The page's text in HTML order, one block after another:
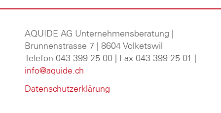
AQUIDE AG Unternehmensberatung
Brunnenstrasse 7 | 8604 Volketswil
Telefon 043 399 25 00 | Fax 043 399 25 01 |
info@aquide.ch
Datenschutzerklärung